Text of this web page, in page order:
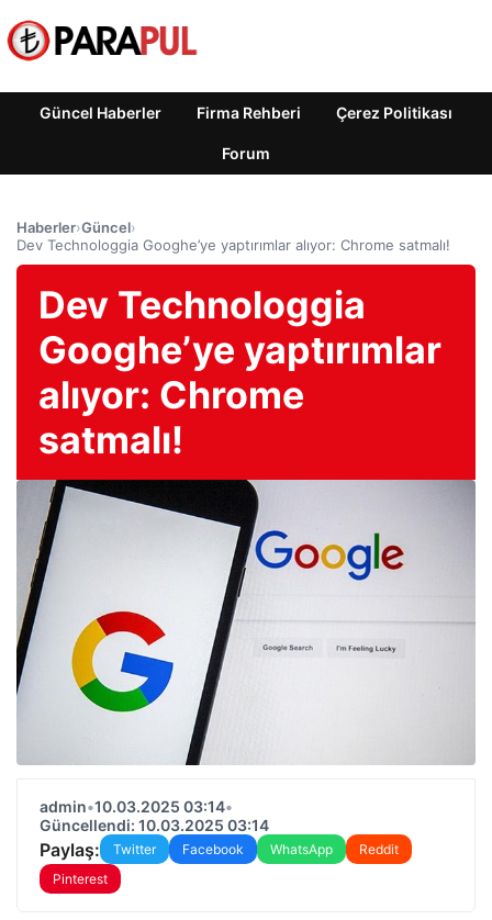
Güncel Haberler Firma Rehberi Çerez Politikası
Forum
Haberler›Güncel›
Dev Technologgia Googhe’ye yaptırımlar alıyor: Chrome satmalı!
Dev Technologgia
Googhe’ye yaptırımlar
alıyor: Chrome
satmalı!
admin•10.03.2025 03:14•
Güncellendi: 10.03.2025 03:14
Paylaş: Twitter Facebook WhatsApp
Reddit
Pinterest